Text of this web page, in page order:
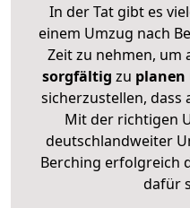
In der Tat gibt es
einem Umzug nach
Zeit zu nehmen, um
sorgfältig zu planen
sicherzustellen, dass
Mit der richtigen
deutschlandweiter
Berching erfolgreich
dafür